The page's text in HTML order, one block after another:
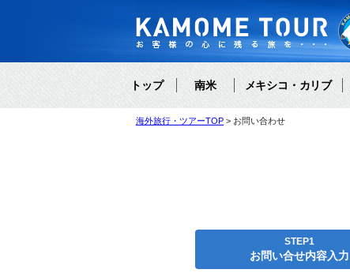
トップ 南米 メキシコ・カリブ
海外旅行・ツアーTOP お問い合わせ
STEP1
お問い合せ内容入力